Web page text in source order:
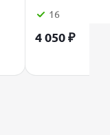
16
4 050₽